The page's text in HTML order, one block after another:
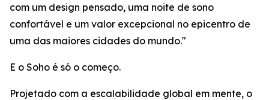
com um design pensado, uma noite de sono
confortável e um valor excepcional no epicentro de
uma das maiores cidades do mundo."
E o Soho é só o começo.
Projetado com a escalabilidade global em mente, o